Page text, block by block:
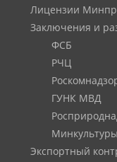
Лицензии
Заключения и
ФСБ
РЧЦ
ГУНК МВД
Минкультуры
Экспортный